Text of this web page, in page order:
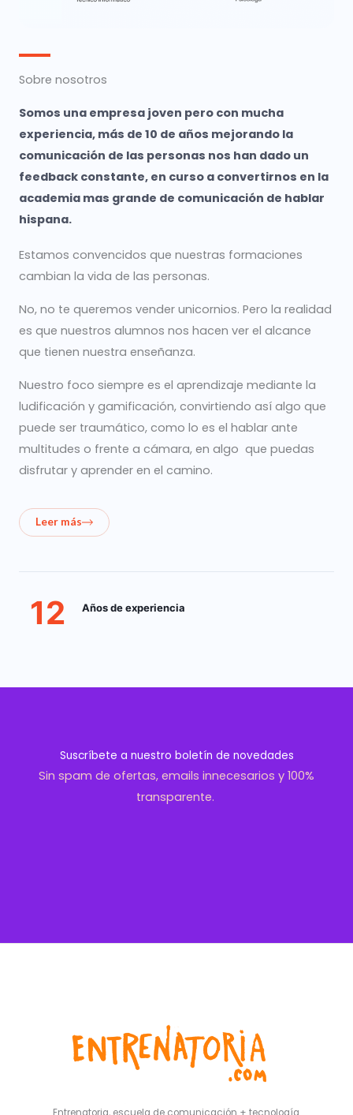
Sobre nosotros
Somos una empresa joven pero con mucha
experiencia, más de 10 de años mejorando la
comunicación de las personas nos han dado un
feedback constante, en curso a convertirnos en la
academia mas grande de comunicación de hablar
hispana.
Estamos convencidos que nuestras formaciones
cambian la vida de las personas.
No, no te queremos vender unicornios. Pero la realidad
es que nuestros alumnos nos hacen ver el alcance
que tienen nuestra enseñanza.
Nuestro foco siempre es el aprendizaje mediante la
ludificación y gamificación, convirtiendo así algo que
puede ser traumático, como lo es el hablar ante
multitudes o frente a cámara, en algo que puedas
disfrutar y aprender en el camino.
Leer más
12 Años de experiencia
Suscríbete a nuestro boletín de novedades
Sin spam de ofertas, emails innecesarios y 100%
transparente.